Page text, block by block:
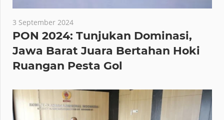
3 September 2024
PON 2024: Tunjukan Dominasi,
Jawa Barat Juara Bertahan Hoki
Ruangan Pesta Gol